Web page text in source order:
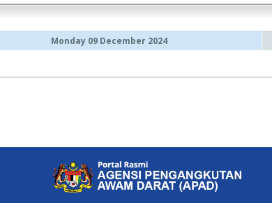
Monday 09 December 2024